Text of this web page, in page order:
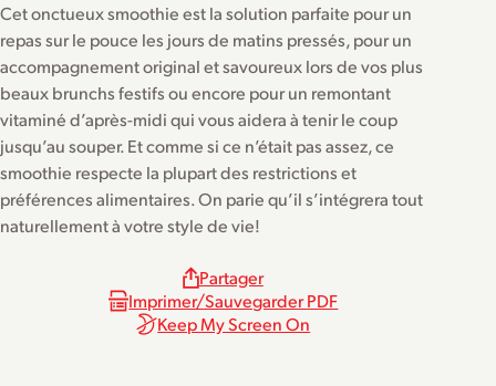
Cet onctueux smoothie est la solution parfaite pour un
repas sur le pouce les jours de matins pressés, pour un
accompagnement original et savoureux lors de vos plus
beaux brunchs festifs ou encore pour un remontant
vitaminé d’après-midi qui vous aidera à tenir le coup
jusqu’au souper. Et comme si ce n’était pas assez, ce
smoothie respecte la plupart des restrictions et
préférences alimentaires. On parie qu’il s’intégrera tout
naturellement à votre style de vie!
Partager
Imprimer/Sauvegarder PDF
Keep My Screen On